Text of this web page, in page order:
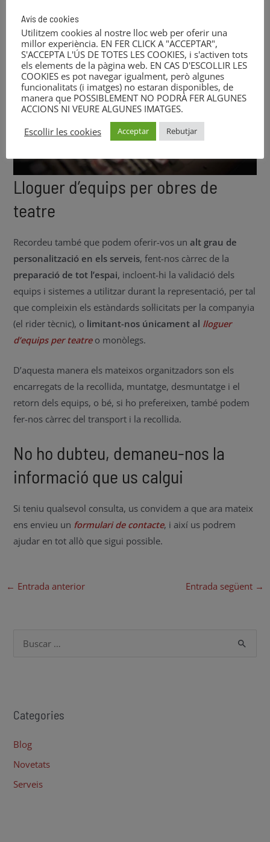
Lloguer d’equips per obres de
teatre
Recordeu també que podem oferir-vos un alt grau de
personalització en els serveis, fent-nos càrrec de la
preparació de tot l’espai, incloent-hi la validació dels
equips i sistemes a utilitzar durant la representació, per tal
que compleixin els estàndards sol·licitats per la companyia
(el rider tècnic), o limitant-nos únicament al lloguer
d’equips per teatreo monòlegs.
D’aquesta manera els mateixos organitzadors son els
encarregats de la recollida, muntatge, desmuntatge i el
retorn dels equips, o bé, si ho prefereixen, també podem
fer-nos càrrec del transport i la recollida.
No ho dubteu, demaneu-nos la
informació que us calgui
Si teniu qualsevol consulta, us convidem a que ara mateix
ens envieu un formulari de contacte, i així us podrem
ajudar en tot allò que sigui possible.
← Entrada anterior Entrada següent →
a
Categories
Blog
Novetats
Serveis
Avís de cookies
Utilitzem cookies al nostre lloc web per oferir una
millor experiència. EN FER CLICK A "ACCEPTAR",
S'ACCEPTA L'ÚS DE TOTES LES COOKIES, i s'activen tots
els elements de la pàgina web. EN CAS D'ESCOLLIR LES
COOKIES es pot navegar igualment, però algunes
funcionalitats (i imatges) no estaran disponibles, de
manera que POSSIBLEMENT NO PODRÀ FER ALGUNES
ACCIONS NI VEURE ALGUNES IMATGES.
Escollir les cookies
Acceptar Rebutjar